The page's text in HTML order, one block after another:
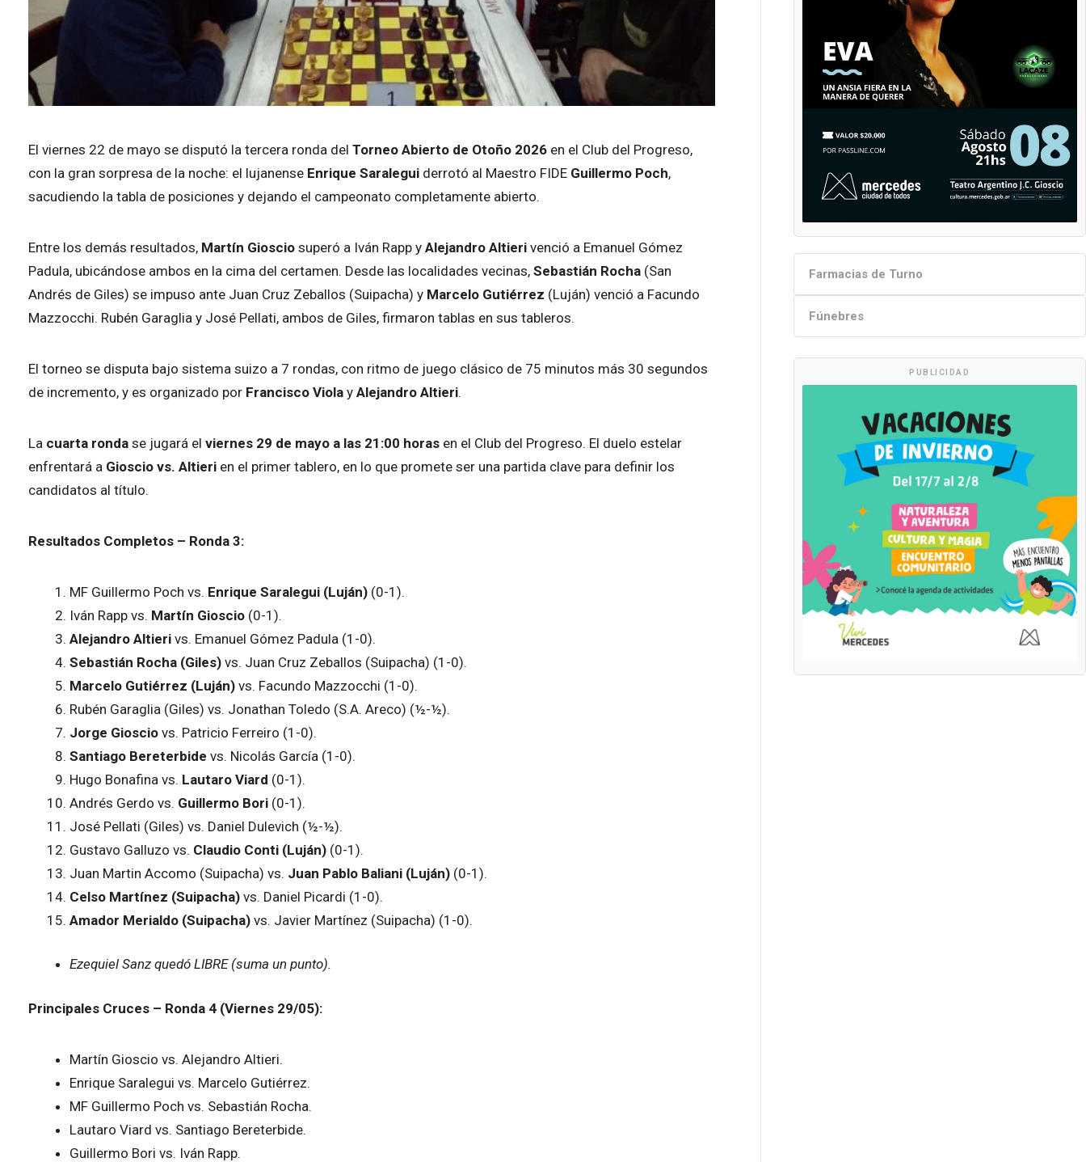
El viernes 22 de mayo se disputó la tercera ronda delTorneo Abierto de Otoño 2026 en el Club del Progreso,
con la gran sorpresa de la noche: el lujanense Enrique Saralegui derrotó al Maestro FIDE Guillermo Poch,
sacudiendo la tabla de posiciones y dejando el campeonato completamente abierto.
Entre los demás resultados, Martín Gioscio superó a Iván Rapp yAlejandro Altieri venció a Emanuel Gómez
Padula, ubicándose ambos en la cima del certamen. Desde las localidades vecinas,Sebastián Rocha (San
Andrés de Giles) se impuso ante Juan Cruz Zeballos (Suipacha) y Marcelo Gutiérrez (Luján) venció a Facundo
Mazzocchi. Rubén Garaglia y José Pellati, ambos de Giles, firmaron tablas en sus tableros.
El torneo se disputa bajo sistema suizo a 7 rondas, con ritmo de juego clásico de 75 minutos más 30 segundos
de incremento, y es organizado por Francisco Viola yAlejandro Altieri.
La cuarta ronda se jugará elviernes 29 de mayo a las 21:00 horas en el Club del Progreso. El duelo estelar
enfrentará a Gioscio vs. Altieri en el primer tablero, en lo que promete ser una partida clave para definir los
candidatos al título.
Resultados Completos – Ronda 3:
MF Guillermo Poch vs. Enrique Saralegui (Luján) (0-1).
Iván Rapp vs. Martín Gioscio (0-1).
Alejandro Altieri vs. Emanuel Gómez Padula (1-0).
Sebastián Rocha (Giles) vs. Juan Cruz Zeballos (Suipacha) (1-0).
Marcelo Gutiérrez (Luján) vs. Facundo Mazzocchi (1-0).
Rubén Garaglia (Giles) vs. Jonathan Toledo (S.A. Areco) (½-½).
Jorge Gioscio vs. Patricio Ferreiro (1-0).
Santiago Bereterbide vs. Nicolás García (1-0).
Hugo Bonafina vs. Lautaro Viard (0-1).
Andrés Gerdo vs. Guillermo Bori (0-1).
José Pellati (Giles) vs. Daniel Dulevich (½-½).
Gustavo Galluzo vs. Claudio Conti (Luján) (0-1).
Juan Martin Accomo (Suipacha) vs. Juan Pablo Baliani (Luján) (0-1).
Celso Martínez (Suipacha) vs. Daniel Picardi (1-0).
Amador Merialdo (Suipacha) vs. Javier Martínez (Suipacha) (1-0).
Ezequiel Sanz quedó LIBRE (suma un punto).
Principales Cruces – Ronda 4 (Viernes 29/05):
Martín Gioscio vs. Alejandro Altieri.
Enrique Saralegui vs. Marcelo Gutiérrez.
MF Guillermo Poch vs. Sebastián Rocha.
Lautaro Viard vs. Santiago Bereterbide.
Guillermo Bori vs. Iván Rapp.
Farmacias de Turno
Fúnebres
PUBLICIDAD